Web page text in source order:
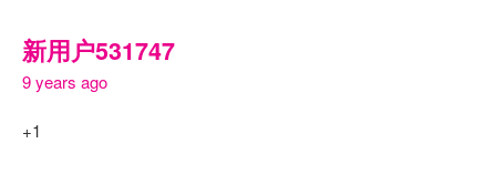
新用户531747
9 years ago
+1